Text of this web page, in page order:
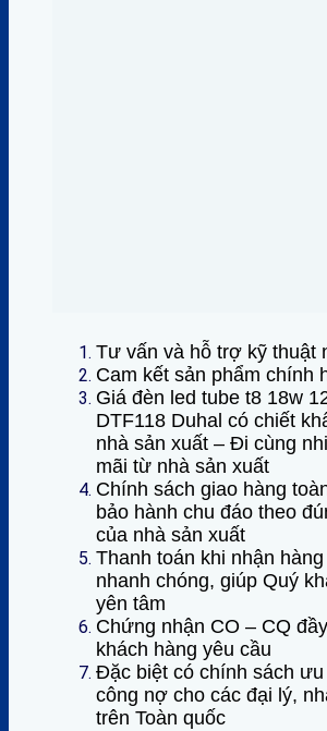
Tư vấn và hỗ trợ kỹ thuật
Cam kết sản phẩm chính
Giá đèn led tube t8 18w
DTF118 Duhal có chiết
nhà sản xuất – Đi cùng
mãi từ nhà sản xuất
Chính sách giao hàng
bảo hành chu đáo theo
của nhà sản xuất
Thanh toán khi nhận
nhanh chóng, giúp Quý
yên tâm
Chứng nhận CO – CQ
khách hàng yêu cầu
Đặc biệt có chính sách
công nợ cho các đại lý,
trên Toàn quốc